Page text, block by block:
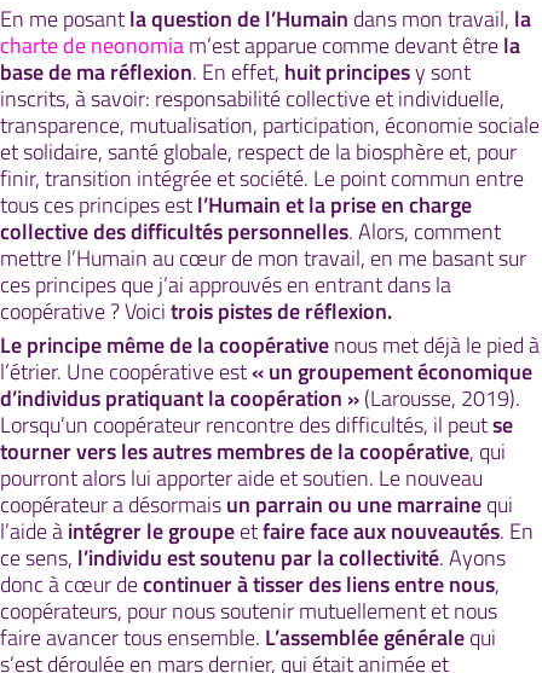
En me posantla question de l’Humain dans mon travail, la
charte de neonomiam’est apparue comme devant êtrela
base de ma réflexion. En effet, huit principesy sont
inscrits, à savoir: responsabilité collective et individuelle,
transparence, mutualisation, participation, économie sociale
et solidaire, santé globale, respect de la biosphère et, pour
finir, transition intégrée et société. Le point commun entre
tous ces principes estl’Humain et la prise en charge
collective des difficultés personnelles. Alors, comment
mettre l’Humain au cœur de mon travail, en me basant sur
ces principes que j’ai approuvés en entrant dans la
coopérative ? Voicitrois pistes de réflexion.
Le principe même de la coopérativenous met déjà le pied à
l’étrier. Une coopérative est« un groupement économique
d’individus pratiquant la coopération »(Larousse, 2019).
Lorsqu’un coopérateur rencontre des difficultés, il peutse
tourner vers les autres membres de la coopérative, qui
pourront alors lui apporter aide et soutien. Le nouveau
coopérateur a désormaisun parrain ou une marrainequi
l’aide àintégrer le groupeetfaire face aux nouveautés. En
ce sens, l’individu est soutenu par la collectivité. Ayons
donc à cœur decontinuer à tisser des liens entre nous,
coopérateurs, pour nous soutenir mutuellement et nous
faire avancer tous ensemble. L’assemblée généralequi
s’est déroulée en mars dernier, qui était animée et